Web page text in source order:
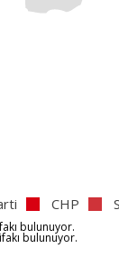
CHP
bulunuyor.
bulunuyor.